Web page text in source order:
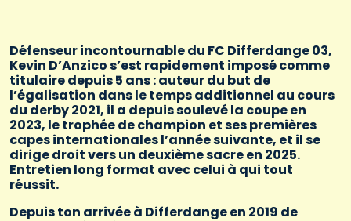
Défenseur incontournable du FC Differdange 03,
Kevin D’Anzico s’est rapidement imposé comme
titulaire depuis 5 ans : auteur du but de
l’égalisation dans le temps additionnel au cours
du derby 2021, il a depuis soulevé la coupe en
2023, le trophée de champion et ses premières
capes internationales l’année suivante, et il se
dirige droit vers un deuxième sacre en 2025.
Entretien long format avec celui à qui tout
réussit.
Depuis ton arrivée à Differdange en 2019 de